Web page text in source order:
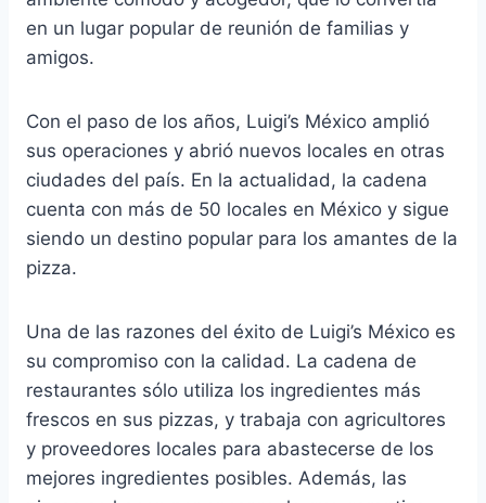
en un lugar popular de reunión de familias y
amigos.
Con el paso de los años, Luigi’s México amplió
sus operaciones y abrió nuevos locales en otras
ciudades del país. En la actualidad, la cadena
cuenta con más de 50 locales en México y sigue
siendo un destino popular para los amantes de la
pizza.
Una de las razones del éxito de Luigi’s México es
su compromiso con la calidad. La cadena de
restaurantes sólo utiliza los ingredientes más
frescos en sus pizzas, y trabaja con agricultores
y proveedores locales para abastecerse de los
mejores ingredientes posibles. Además, las